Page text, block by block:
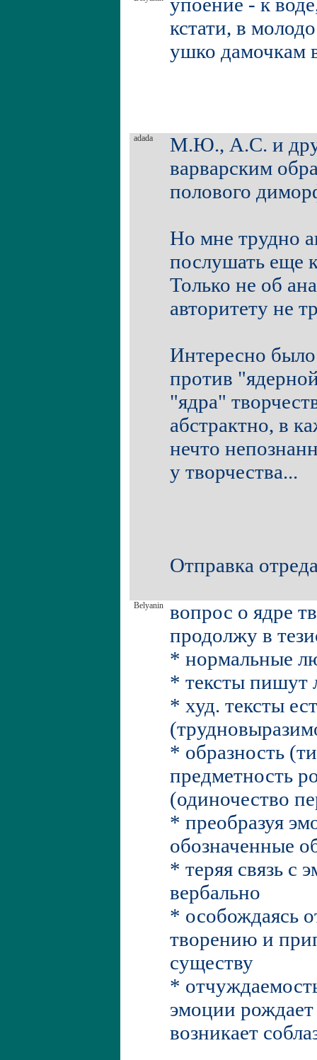
кстати, в
ушко дамочкам
adada
М.Ю., А.С. и
варварским
полового
Но мне трудно
послушать еще
Только не об
авторитету не
Интересно
против
"ядра"
абстрактно, в
нечто
у творчества...
Отправка
Belyanin
вопрос о ядре
продолжу в
* нормальные
* тексты пишут
* худ. тексты
* образность
предметность
(одиночество
* преобразуя
обозначенные
* теряя связь с
вербально
* особождаясь
творению и
существу
*
эмоции
возникает